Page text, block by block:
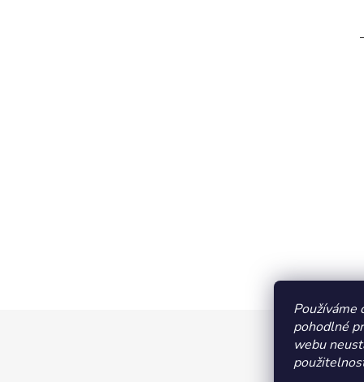
Používáme
pohodlné
webu